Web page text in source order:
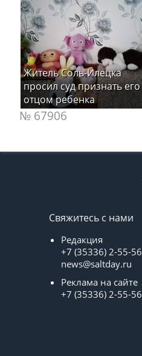
Житель Соль-Илецка
просил суд признать его
отцом ребенка
№ 67906
Свяжитесь с нами
Редакция
+7 (35336) 2-55-56
news@saltday.ru
Реклама на сайте
+7 (35336) 2-55-56